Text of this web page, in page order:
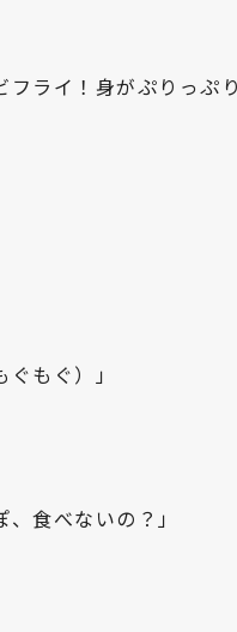
ライ！身がぷりっぷ
もぐ）」
食べないの？」